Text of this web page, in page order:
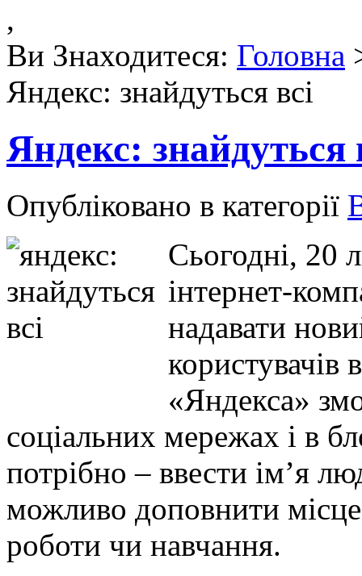
,
Ви Знаходитеся: Головна
Яндекс: знайдуться всі
Яндекс: знайдуться
Опубліковано в категорії
Сьогодні, 20
інтернет-
надавати
користувачів
«Яндекса»
соціальних мережах і в
потрібно – ввести ім’я
можливо доповнити
роботи чи навчання.